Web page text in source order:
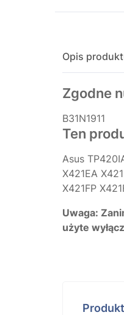
Opis
Zgodne
B31N1911
Ten
Asus
X421EA
X421FP
Uwaga:
użyte